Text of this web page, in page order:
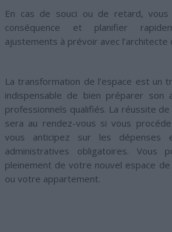
En cas de souci ou de retard,
conséquence et planifier
ajustements à prévoir avec l’architecte
La transformation de l’espace est un
indispensable de bien préparer son
professionnels qualifiés. La réussite
sera au rendez-vous si vous
vous anticipez sur les dépenses
administratives obligatoires. Vous
pleinement de votre nouvel espace
ou votre appartement.